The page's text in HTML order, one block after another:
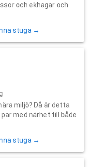
och ekhagar och
stuga →
miljö? Då är detta
med närhet till både
stuga →